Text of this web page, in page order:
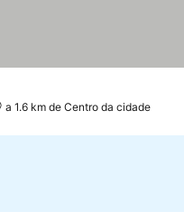
a 1.6 km de Centro da cidade